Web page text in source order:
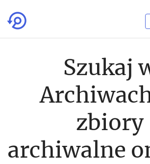
Szukaj
zbiory
archiwalne